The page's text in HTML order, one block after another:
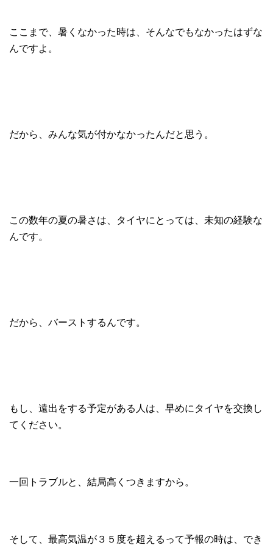
ここまで、暑くなかった時は、そんなでもなかったはずな
んですよ。
だから、みんな気が付かなかったんだと思う。
この数年の夏の暑さは、タイヤにとっては、未知の経験な
んです。
だから、バーストするんです。
もし、遠出をする予定がある人は、早めにタイヤを交換し
てください。
一回トラブルと、結局高くつきますから。
そして、最高気温が３５度を超えるって予報の時は、でき